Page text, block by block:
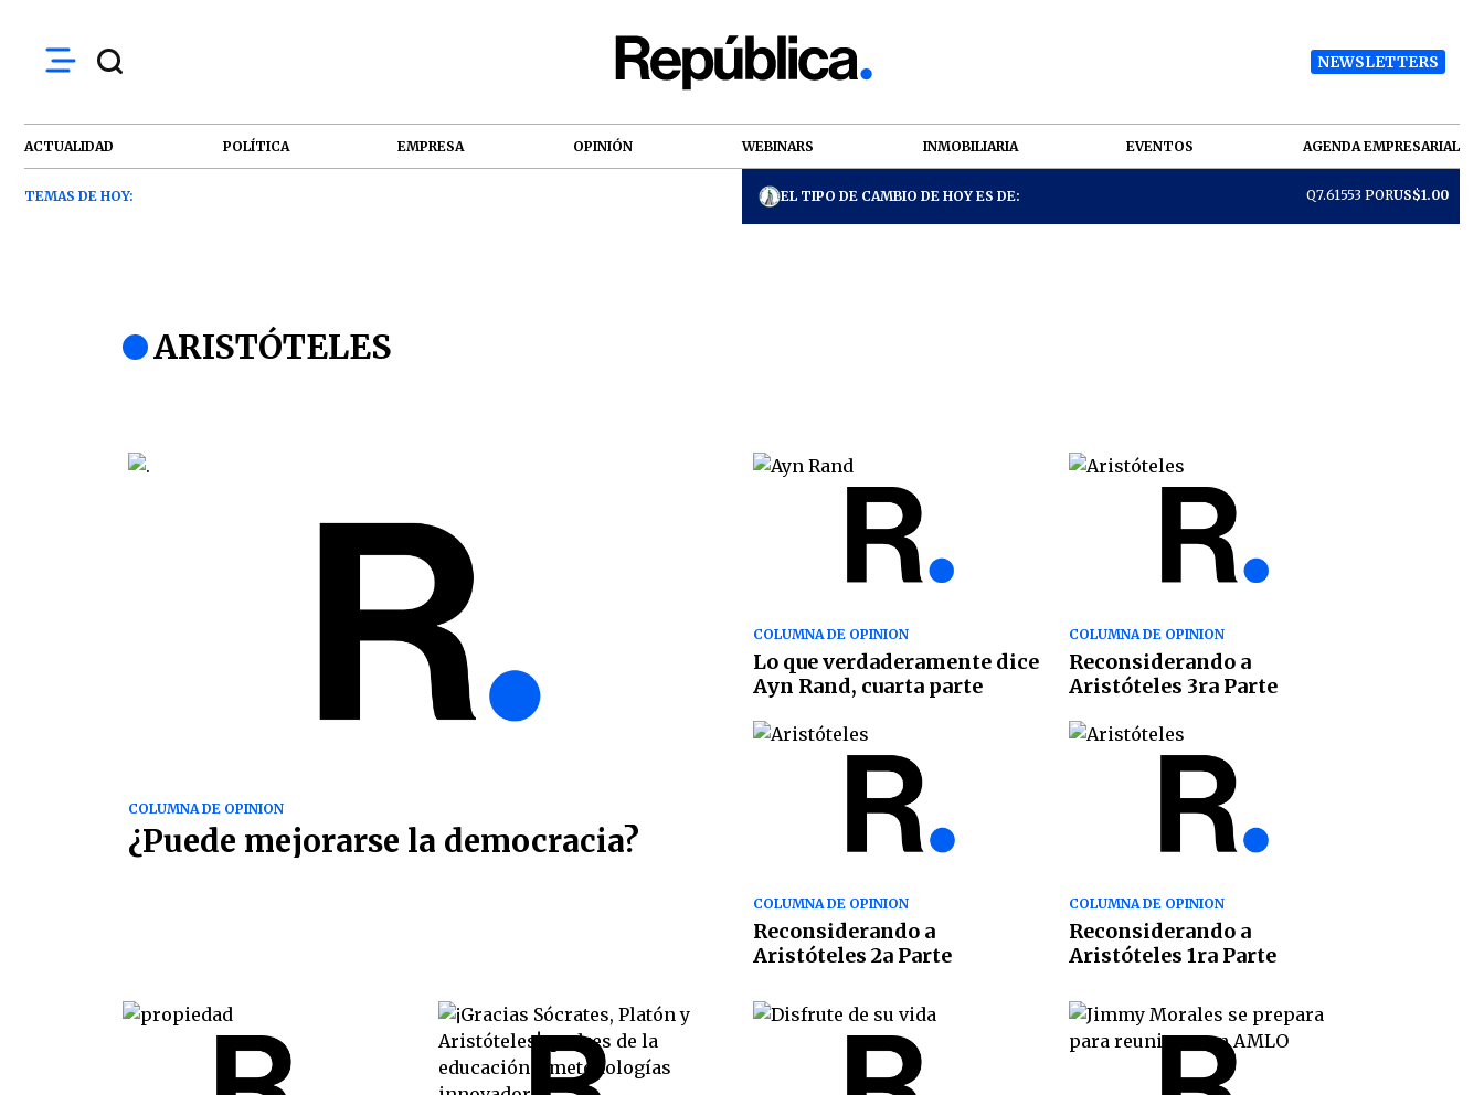
NEWSLETTERS
ACTUALIDAD POLÍTICA EMPRESA OPINIÓN WEBINARS INMOBILIARIA EVENTOS AGENDA EMPRESARIAL
TEMAS DE HOY: EL TIPO DE CAMBIO DE HOY ES DE: Q7.61553 PORUS$1.00
ARISTÓTELES
COLUMNA DE OPINION
¿Puede mejorarse la democracia?
COLUMNA DE OPINION
Lo que verdaderamente dice
Ayn Rand, cuarta parte
COLUMNA DE OPINION
Reconsiderando a
Aristóteles 3ra Parte
COLUMNA DE OPINION
Reconsiderando a
Aristóteles 2a Parte
COLUMNA DE OPINION
Reconsiderando a
Aristóteles 1ra Parte